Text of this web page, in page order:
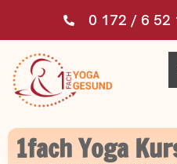
0 172 / 6 52
1fach Yoga